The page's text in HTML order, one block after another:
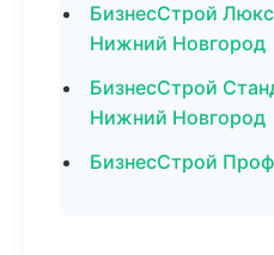
БизнесСтрой
Нижний Новгород
БизнесСтрой
Нижний Новгород
БизнесСтрой